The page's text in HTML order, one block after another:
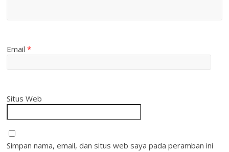
Email*
Situs Web
Simpan nama, email, dan situs web saya pada peramban ini